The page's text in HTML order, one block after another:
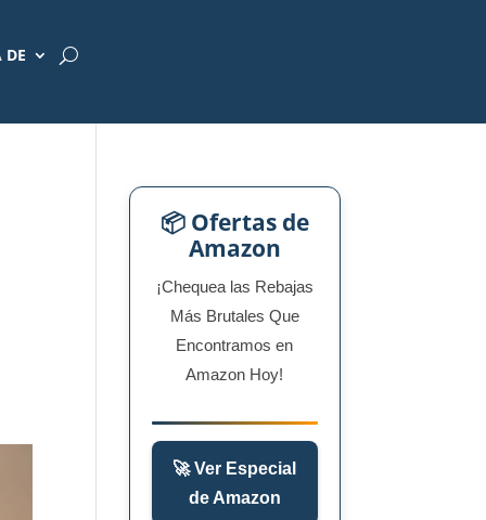
DE
📦 Ofertas de
Amazon
¡Chequea las Rebajas
Más Brutales Que
Encontramos en
Amazon Hoy!
🚀 Ver Especial
de Amazon